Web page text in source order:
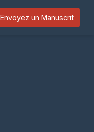
Envoyez un Manuscrit